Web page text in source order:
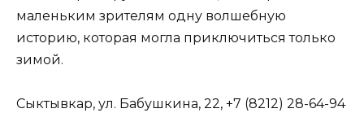
маленьким зрителям одну волшебную
историю, которая могла приключиться только
зимой.
Сыктывкар, ул. Бабушкина, 22, +7 (8212) 28-64-94